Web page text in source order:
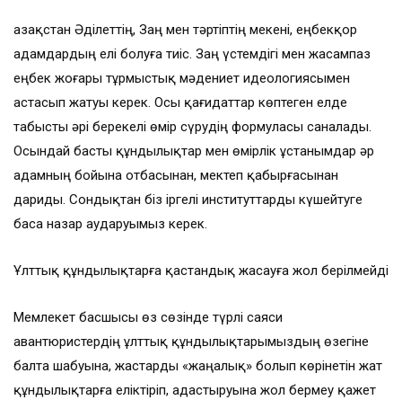
Қазақстан Әділеттің, Заң мен тәртіптің мекені, еңбекқор
адамдардың елі болуға тиіс. Заң үстемдігі мен жасампаз
еңбек жоғары тұрмыстық мәдениет идеологиясымен
астасып жатуы керек. Осы қағидаттар көптеген елде
табысты әрі берекелі өмір сүрудің формуласы саналады.
Осындай басты құндылықтар мен өмірлік ұстанымдар әр
адамның бойына отбасынан, мектеп қабырғасынан
дариды. Сондықтан біз іргелі институттарды күшейтуге
баса назар аударуымыз керек.
Ұлттық құндылықтарға қастандық жасауға жол берілмейді
Мемлекет басшысы өз сөзінде түрлі саяси
авантюристердің ұлттық құндылықтарымыздың өзегіне
балта шабуына, жастарды «жаңалық» болып көрінетін жат
құндылықтарға еліктіріп, адастыруына жол бермеу қажет